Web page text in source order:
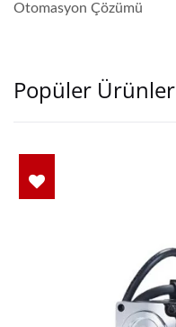
Otomasyon Çözümü
Popüler Ürünler